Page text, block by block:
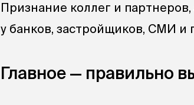
Признание коллег и
у банков, застройщиков, СМИ и
Главное — правильно